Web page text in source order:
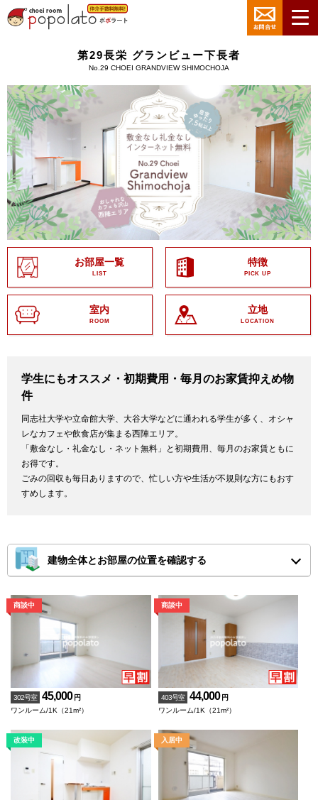
第29長栄 グランビュー下長者
No.29 CHOEI GRANDVIEW SHIMOCHOJA
お部屋一覧
LIST
特徴
PICK UP
室内
ROOM
立地
LOCATION
学生にもオススメ・初期費用・毎月のお家賃抑えめ物
件
同志社大学や立命館大学、大谷大学などに通われる学生が多く、オシャ
レなカフェや飲食店が集まる西陣エリア。
「敷金なし・礼金なし・ネット無料」と初期費用、毎月のお家賃ともに
お得です。
ごみの回収も毎日ありますので、忙しい方や生活が不規則な方にもおす
すめします。
建物全体とお部屋の位置を確認する
302号室 45,000 円
ワンルーム/1K（21m²）
403号室 44,000 円
ワンルーム/1K（21m²）